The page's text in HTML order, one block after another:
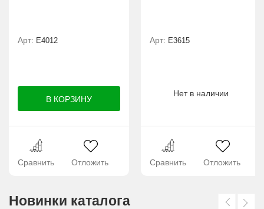
Арт: E4012
Сравнить Отложить
Арт: E3615
Нет в наличии
Сравнить Отложить
Новинки каталога